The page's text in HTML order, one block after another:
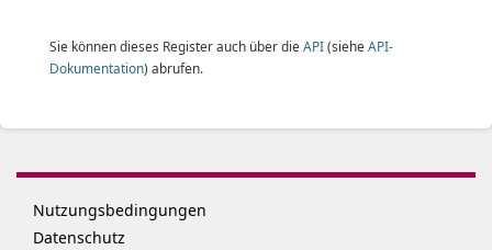
Sie können dieses Register auch über die API(siehe API-
Dokumentation) abrufen.
Nutzungsbedingungen
Datenschutz